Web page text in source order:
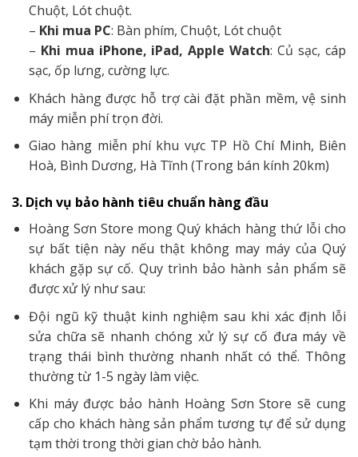
Chuột, Lót chuột.
– Khi mua PC: Bàn phím, Chuột, Lót chuột
– Khi mua iPhone, iPad, Apple Watch: Củ sạc, cáp
sạc, ốp lưng, cường lực.
Khách hàng được hỗ trợ cài đặt phần mềm, vệ sinh
máy miễn phí trọn đời.
Giao hàng miễn phí khu vực TP Hồ Chí Minh, Biên
Hoà, Bình Dương, Hà Tĩnh (Trong bán kính 20km)
3. Dịch vụ bảo hành tiêu chuẩn hàng đầu
Hoàng Sơn Store mong Quý khách hàng thứ lỗi cho
sự bất tiện này nếu thật không may máy của Quý
khách gặp sự cố. Quy trình bảo hành sản phẩm sẽ
được xử lý như sau:
Đội ngũ kỹ thuật kinh nghiệm sau khi xác định lỗi
sửa chữa sẽ nhanh chóng xử lý sự cố đưa máy về
trạng thái bình thường nhanh nhất có thể. Thông
thường từ 1-5 ngày làm việc.
Khi máy được bảo hành Hoàng Sơn Store sẽ cung
cấp cho khách hàng sản phẩm tương tự để sử dụng
tạm thời trong thời gian chờ bảo hành.